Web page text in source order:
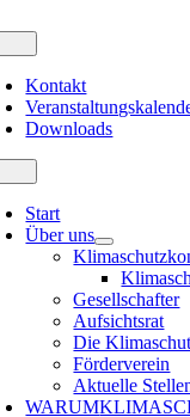
Inhalt
springen
Kontakt
Downloads
Start
Über uns
Gesellschafter
Aufsichtsrat
Die
Förderverein
Aktuelle
WARUM